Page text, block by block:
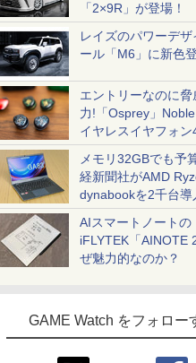
「2×9R」が登場！
レイズのパワーデザ
ール「M6」に新色
エントリーなのに脅
力!「Osprey」
イヤレスイヤフォン
一気に聴く
メモリ32GBでも予
経新聞社がAMD
dynabookを2千台導
AIスマートノートの
iFLYTEK「AINOTE
ぜ魅力的なのか？
GAME Watch をフォロー